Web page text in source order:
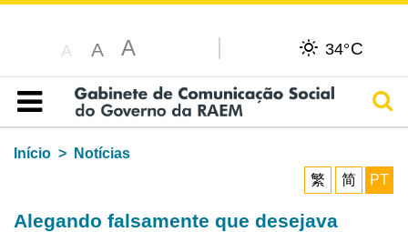
A A A 34°C
Índice
Início
Notícias
繁
简 PT
Alegando falsamente que desejava